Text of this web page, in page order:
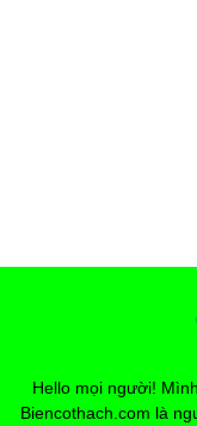
Hello mọi người!
Biencothach.com là